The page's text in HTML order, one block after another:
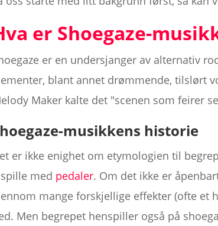
er Shoegaze-
er en undersjanger av alternativ
blant annet drømmende, tilslørt
Maker kalte det "scenen som feirer
musikkens historie
er ikke enighet om etymologien til
med pedaler. Om det ikke er
mange forskjellige effekter (ofte et
Men begrepet henspiller også på